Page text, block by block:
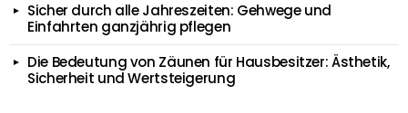
Sicher durch alle Jahreszeiten: Gehwege und
Einfahrten ganzjährig pflegen
Die Bedeutung von Zäunen für Hausbesitzer: Ästhetik,
Sicherheit und Wertsteigerung